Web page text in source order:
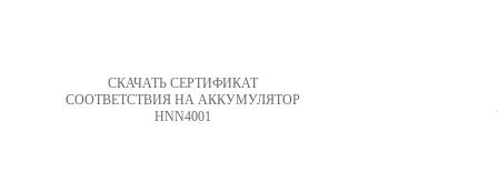
СКАЧАТЬ СЕРТИФИКАТ
СООТВЕТСТВИЯ НА АККУМУЛЯТОР
HNN4001